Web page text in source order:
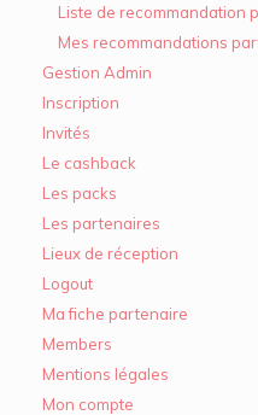
Liste de recommandation
Mes recommandations
Gestion Admin
Inscription
Invités
Le cashback
Les packs
Les partenaires
Lieux de réception
Logout
Ma fiche partenaire
Members
Mentions légales
Mon compte